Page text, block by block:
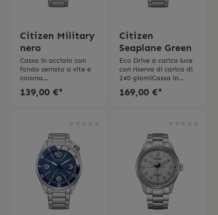
Citizen Military
nero
Cassa in acciaio con
fondo serrato a vite e
corona
protettaBracciale in
acciaioEco Drive a
10 bar2 anni di
garanzia L’orologio
viene spedito con la
scatola e l’istruzione
d’uso originale.
139,00 €*
Citizen
Seaplane Green
Eco Drive a carica luce
con riserva di carica di
240 giorniCassa in
acciaio con fondo
serrato a vite e corona
acciaioImpermeabilità
10 bar2 Jahre
Garantie L’orologio
viene spedito con la
scatola e l’istruzione
d’uso originale.
169,00 €*